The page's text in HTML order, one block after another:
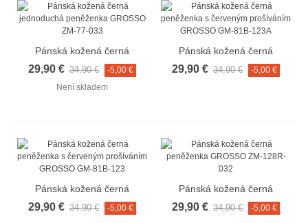
Pánská kožená černá
jednoduchá peněženka
GROSSO ZM-77-033
29,90 € 34,90 €
-5,00 €
Není skladem
Pánská kožená černá
peněženka s červeným
prošíváním GROSSO GM-
29,90 € 34,90 € -5,00 €
Pánská kožená černá
peněženka s červeným
prošíváním GROSSO GM-
29,90 € 34,90 € -5,00 €
Pánská kožená černá
peněženka GROSSO ZM-
29,90 € 34,90 € -5,00 €